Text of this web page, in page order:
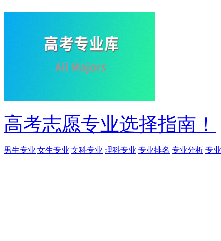
高考志愿专业选择指南！
男生专业 女生专业 文科专业 理科专业 专业排名 专业分析 专